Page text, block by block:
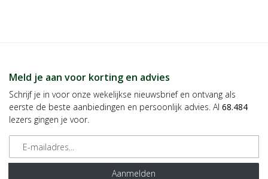
Meld je aan voor korting en advies
Schrijf je in voor onze wekelijkse nieuwsbrief en ontvang als
eerste de beste aanbiedingen en persoonlijk advies. Al 68.484
lezers gingen je voor.
E-mailadres
Aanmelden